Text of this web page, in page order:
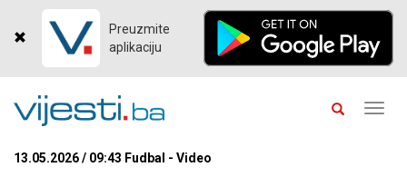
Preuzmite
aplikaciju
13.05.2026 / 09:43 Fudbal - Video